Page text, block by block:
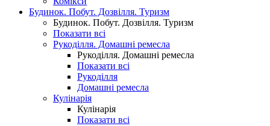
Будинок. Побут. Дозвілля. Туризм
Будинок. Побут. Дозвілля. Туризм
Показати всі
Рукоділля. Домашні ремесла
Рукоділля. Домашні ремесла
Показати всі
Рукоділля
Домашні ремесла
Кулінарія
Кулінарія
Показати всі